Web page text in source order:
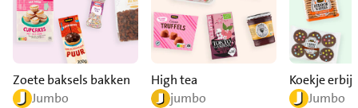
Zoete baksels bakken
Jumbo
High tea
jumbo
Koekje erbij?
Jumbo